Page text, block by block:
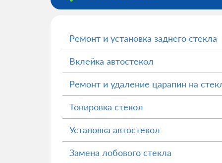
Ремонт и установка заднего стекла
Вклейка автостекол
Ремонт и удаление царапин на
Тонировка стекол
Установка автостекол
Замена лобового стекла